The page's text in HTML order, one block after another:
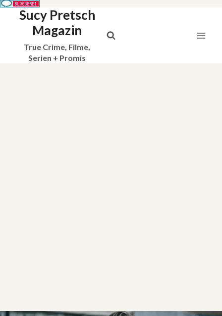
Sucy Pretsch
Magazin
True Crime, Filme,
Serien + Promis